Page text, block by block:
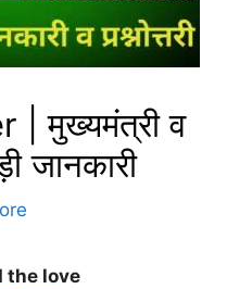
मुख्यमंत्री व
जानकारी
the love